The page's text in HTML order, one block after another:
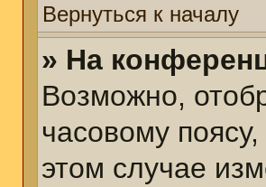
Вернуться к началу
» На
Возможно,
часовому
этом случае